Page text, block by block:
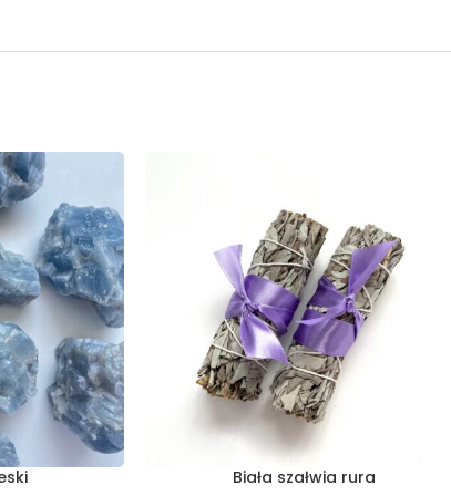
Biała szałwia rura